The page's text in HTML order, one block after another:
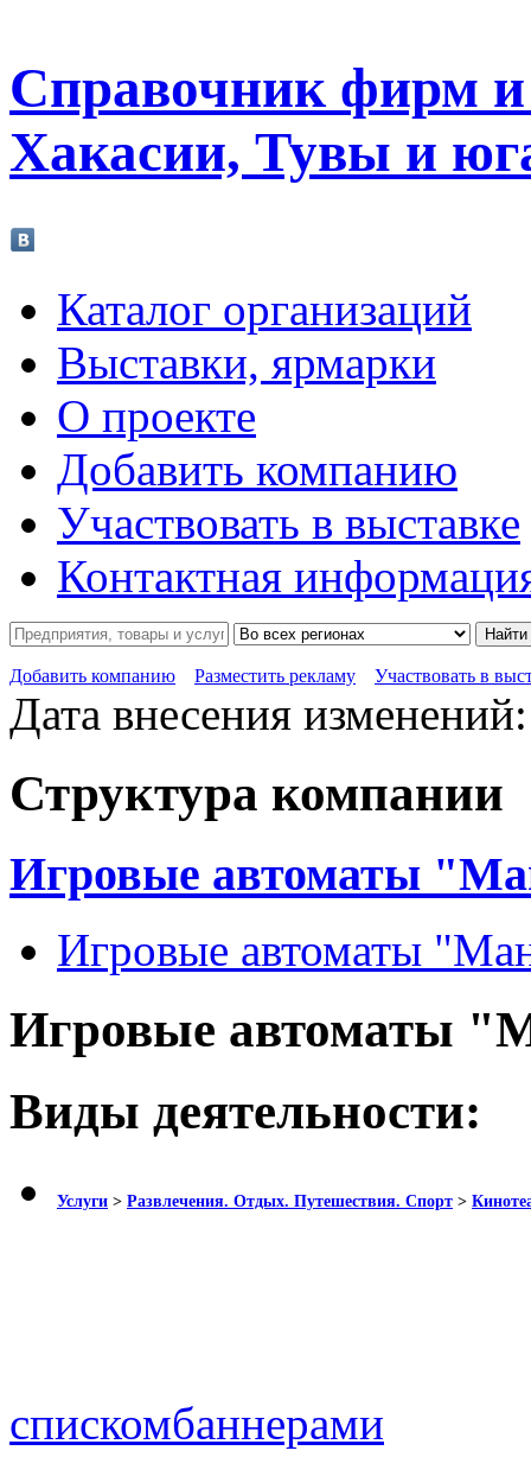
Справочник фирм и
Хакасии, Тувы и
Каталог организаций
Выставки, ярмарки
О проекте
Добавить компанию
Участвовать в выставке
Контактная
Найти
Добавить компанию Разместить рекламу Участвовать в
Дата внесения
Структура компании
Игровые автоматы
Игровые автоматы
Игровые автоматы
Виды деятельности:
Услуги > Развлечения. Отдых. Путешествия. Спорт >
спискомбаннерами